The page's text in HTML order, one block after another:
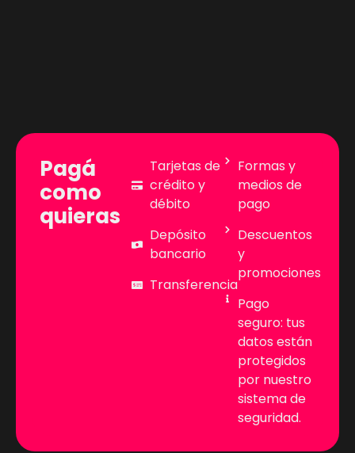
Pagá
como
quieras
Tarjetas de
crédito y
débito
Depósito
bancario
Transferencia
Formas y
medios de
pago
Descuentos
y
promociones
Pago
seguro: tus
datos están
protegidos
por nuestro
sistema de
seguridad.